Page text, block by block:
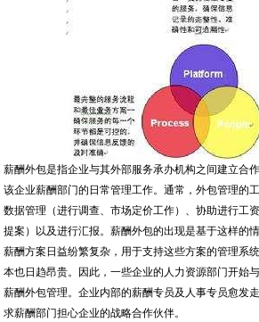
薪酬外包是指企业与其外部服务承办机构之间建立合
该企业薪酬部门的日常管理工作。通常，外包管理的
数据管理（进行调查、市场定价工作）、协助进行工
提案）以及进行汇报。薪酬外包的出现是基于这样的
薪酬方案日益纷繁复杂，用于支持这些方案的管理系
本也日趋昂贵。因此，一些企业的人力资源部门开始
薪酬外包管理。企业内部的薪酬专员及人事专员愈发
求薪酬部门担心企业的战略合作伙伴。